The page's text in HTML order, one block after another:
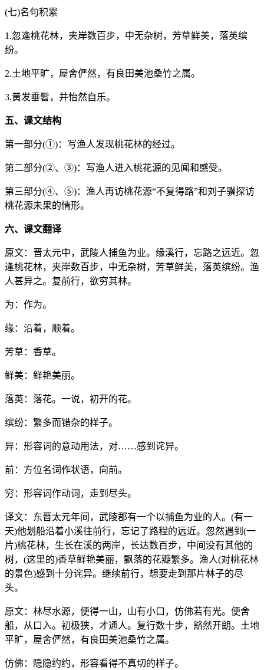
(七)名句积累
1.忽逢桃花林，夹岸数百步，中无杂树，芳草鲜美，落英缤
纷。
2.土地平旷，屋舍俨然，有良田美池桑竹之属。
3.黄发垂髫，并怡然自乐。
五、课文结构
第一部分(①)：写渔人发现桃花林的经过。
第二部分(②、③)：写渔人进入桃花源的见闻和感受。
第三部分(④、⑤)：渔人再访桃花源“不复得路”和刘子骥探访
桃花源未果的情形。
六、课文翻译
原文：晋太元中，武陵人捕鱼为业。缘溪行，忘路之远近。忽
逢桃花林，夹岸数百步，中无杂树，芳草鲜美，落英缤纷。渔
人甚异之。复前行，欲穷其林。
为：作为。
缘：沿着，顺着。
芳草：香草。
鲜美：鲜艳美丽。
落英：落花。一说，初开的花。
缤纷：繁多而错杂的样子。
异：形容词的意动用法，对……感到诧异。
前：方位名词作状语，向前。
穷：形容词作动词，走到尽头。
译文：东晋太元年间，武陵郡有一个以捕鱼为业的人。(有一
天)他划船沿着小溪往前行，忘记了路程的远近。忽然遇到(一
片)桃花林，生长在溪的两岸，长达数百步，中间没有其他的
树，(这里的)香草鲜艳美丽，飘落的花瓣繁多。渔人(对桃花林
的景色)感到十分诧异。继续前行，想要走到那片林子的尽
头。
原文：林尽水源，便得一山，山有小口，仿佛若有光。便舍
船，从口入。初极狭，才通人。复行数十步，豁然开朗。土地
平旷，屋舍俨然，有良田美池桑竹之属。
仿佛：隐隐约约，形容看得不真切的样子。